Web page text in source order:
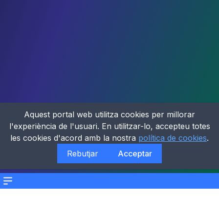
Menu
Aquest portal web utilitza cookies per millorar
l'experiència de l'usuari. En utilitzar-lo, accepteu totes
les cookies d'acord amb la nostra política de cookies.
Rebutjar
Acceptar